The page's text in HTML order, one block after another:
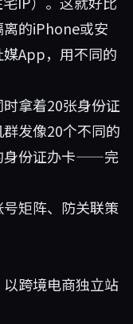
的iPhone或安
App，用不同的
拿着20张身份证
发像20个不同的
身份证办卡——完
矩阵、防关联策
跨境电商独立站